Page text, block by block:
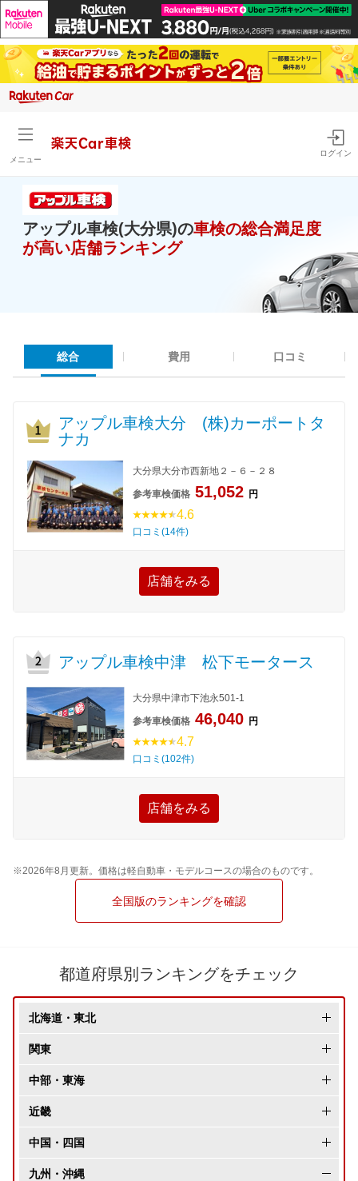
メニュー
楽天Car車検
ログイン
アップル車検(大分県)の車検の総合満足度
が高い店舗ランキング
総合 費用 口コミ
アップル車検大分 (株)カーポートタ
ナカ
大分県大分市西新地２－６－２８
参考車検価格 51,052 円
4.6
口コミ(14件)
店舗をみる
アップル車検中津 松下モータース
大分県中津市下池永501-1
参考車検価格 46,040 円
4.7
口コミ(102件)
店舗をみる
※2026年8月更新。価格は軽自動車・モデルコースの場合のものです。
全国版のランキングを確認
都道府県別ランキングをチェック
北海道・東北
北海道
青森県
岩手県
秋田県
関東
東京都
神奈川県
千葉県
埼玉県
中部・東海
長野県
新潟県
富山県
近畿
大阪府
兵庫県
中国・四国
岡山県
九州・沖縄